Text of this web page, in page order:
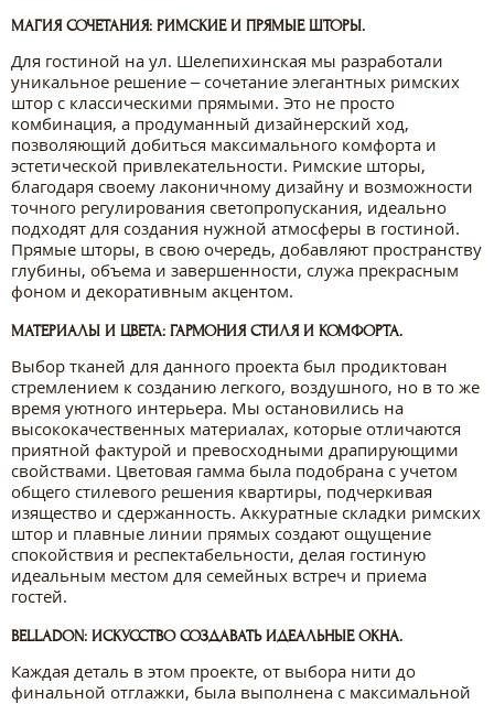
МАГИЯ СОЧЕТАНИЯ: РИМСКИЕ И ПРЯМЫЕ ШТОРЫ.
Для гостиной на ул. Шелепихинская мы разработали
уникальное решение – сочетание элегантных римских
штор с классическими прямыми. Это не просто
комбинация, а продуманный дизайнерский ход,
позволяющий добиться максимального комфорта и
эстетической привлекательности. Римские шторы,
благодаря своему лаконичному дизайну и возможности
точного регулирования светопропускания, идеально
подходят для создания нужной атмосферы в гостиной.
Прямые шторы, в свою очередь, добавляют пространству
глубины, объема и завершенности, служа прекрасным
фоном и декоративным акцентом.
МАТЕРИАЛЫ И ЦВЕТА: ГАРМОНИЯ СТИЛЯ И КОМФОРТА.
Выбор тканей для данного проекта был продиктован
стремлением к созданию легкого, воздушного, но в то же
время уютного интерьера. Мы остановились на
высококачественных материалах, которые отличаются
приятной фактурой и превосходными драпирующими
свойствами. Цветовая гамма была подобрана с учетом
общего стилевого решения квартиры, подчеркивая
изящество и сдержанность. Аккуратные складки римских
штор и плавные линии прямых создают ощущение
спокойствия и респектабельности, делая гостиную
идеальным местом для семейных встреч и приема
гостей.
BELLADON: ИСКУССТВО СОЗДАВАТЬ ИДЕАЛЬНЫЕ ОКНА.
Каждая деталь в этом проекте, от выбора нити до
финальной отглажки, была выполнена с максимальной